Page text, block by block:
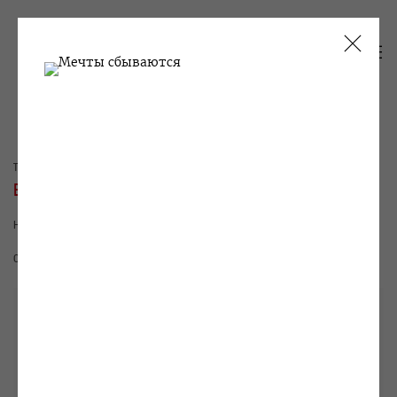
ТЕКУЩИЕ
ВИКТОР АЛИМПИЕВ
НЕСКОЛЬКО
ОБЗОР